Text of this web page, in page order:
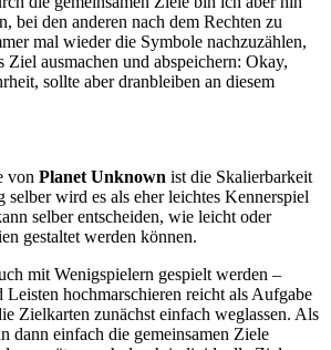
bei den anderen nach dem Rechten zu
mal wieder die Symbole nachzuzählen,
Ziel ausmachen und abspeichern: Okay,
sollte aber dranbleiben an diesem
von Planet Unknown ist die Skalierbarkeit
selber wird es als eher leichtes Kennerspiel
selber entscheiden, wie leicht oder
gestaltet werden können.
mit Wenigspielern gespielt werden –
hochmarschieren reicht als Aufgabe
Zielkarten zunächst einfach weglassen. Als
dann einfach die gemeinsamen Ziele